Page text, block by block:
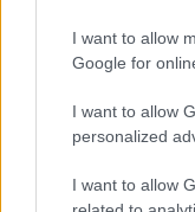
I want to allow
Google for
I want to allow
personalized
I want to allow
μόνο για